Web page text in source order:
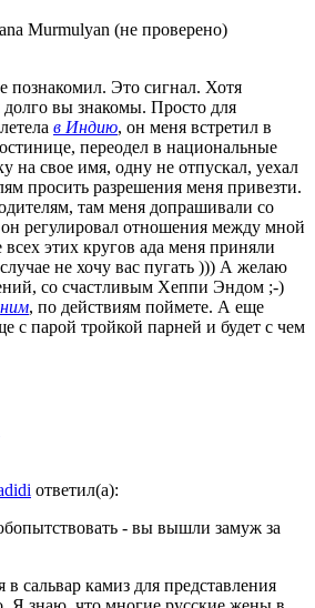
Murmulyan (не проверено)
познакомил. Это сигнал. Хотя
вы знакомы. Просто для
в Индию, он меня встретил в
переодел в национальные
на свое имя, одну не отпускал, уехал
просить разрешения меня привезти.
там меня допрашивали со
регулировал отношения между мной
этих кругов ада меня приняли
не хочу вас пугать ))) А желаю
со счастливым Хеппи Эндом ;-)
ним, по действиям поймете. А еще
с парой тройкой парней и будет с чем
ответил(а):
- вы вышли замуж за
в сальвар камиз для представления